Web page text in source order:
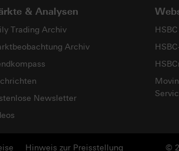
& Analysen
Trading Archiv
Archiv
Newsletter
©
Hinweis zur Preisstellung